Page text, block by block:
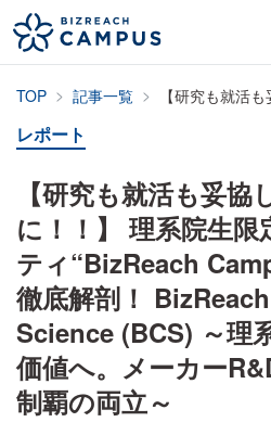
TOP 記事一覧
レポート
【研究も就活も妥
に！！】 理系院生
ティ“BizReach
徹底解剖！
Science (BCS) ～理
価値へ。メーカー
制覇の両立～